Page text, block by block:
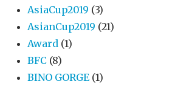
AsiaCup2019 (3)
AsianCup2019 (21)
Award (1)
BFC (8)
BINO GORGE (1)